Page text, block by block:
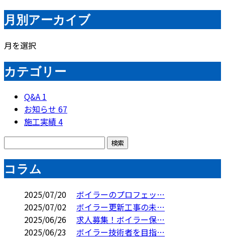
月別アーカイブ
月を選択
カテゴリー
Q&A 1
お知らせ 67
施工実績4
コラム
2025/07/20
ボイラーのプロフェッ…
2025/07/02
ボイラー更新工事の未…
2025/06/26
求人募集！ボイラー保…
2025/06/23
ボイラー技術者を目指…